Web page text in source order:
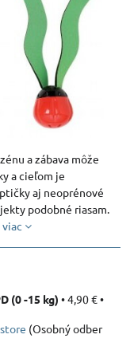
a zábava môže
a cieľom je
aj neoprénové
podobné riasam.
(0 -15 kg) •4,90 €•
(Osobný odber